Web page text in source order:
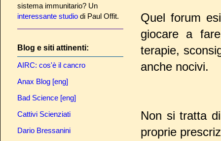
Quel forum
giocare a
terapie,
anche nocivi.
Non si tratta
proprie
sistema immunitario? Un
interessante studio di Paul Offit.
Blog e siti attinenti:
AIRC: cos'è il cancro
Anax Blog [eng]
Bad Science [eng]
Cattivi Scienziati
Dario Bressanini